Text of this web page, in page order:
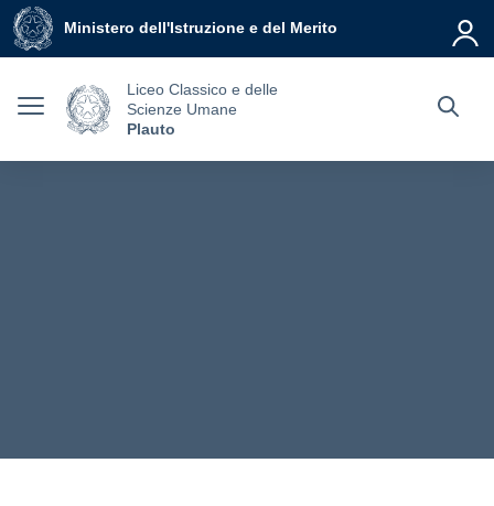
Vai ai contenuti
Vai al menu di navigazione
Vai al footer
Ministero dell'Istruzione e del Merito
Liceo Classico e delle
Scienze Umane
Plauto